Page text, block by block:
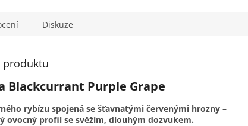
Diskuze
Blackcurrant Purple Grape
rybízu spojená se šťavnatými červenými hrozny –
ovocný profil se svěžím, dlouhým dozvukem.